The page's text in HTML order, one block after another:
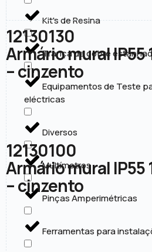
Kit's de Resina
Trança de cobre
Equipamentos de Teste
eléctricas
Diversos
Multímetros
Pinças Amperimétricas
Ferramentas para
12130130
Armário mural
– cinzento
12130100
Armário mural IP55
– cinzento